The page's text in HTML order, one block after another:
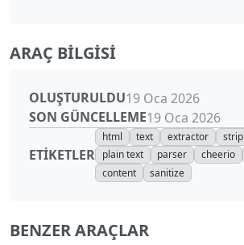
ARAÇ BILGISI
OLUŞTURULDU19 Oca 2026
SON GÜNCELLEME19 Oca 2026
ETIKETLER
html text extractor strip
plain text
parser cheerio
content
sanitize
BENZER ARAÇLAR